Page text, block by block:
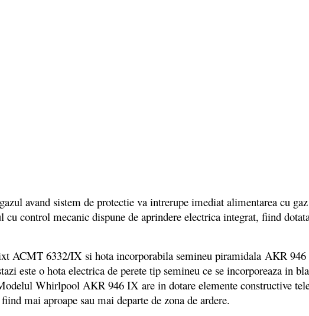
avand sistem de protectie va intrerupe imediat alimentarea cu
cu control mecanic dispune de aprindere electrica integrat, fiind
6332/IX si hota incorporabila semineu piramidala AKR 946
este o hota electrica de perete tip semineu ce se incorporeaza in
Whirlpool AKR 946 IX are in dotare elemente constructive
mai aproape sau mai departe de zona de ardere.